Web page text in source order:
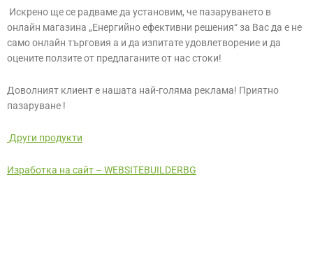
Искрено ще се радваме да установим, че пазаруването в
онлайн магазина „Енергийно ефективни решения“ за Вас да е не
само онлайн търговия а и да изпитате удовлетворение и да
оцените ползите от предлаганите от нас стоки!
Доволният клиент е нашата най-голяма реклама! Приятно
пазаруване !
Други продукти
Изработка на сайт – WEBSITEBUILDERBG